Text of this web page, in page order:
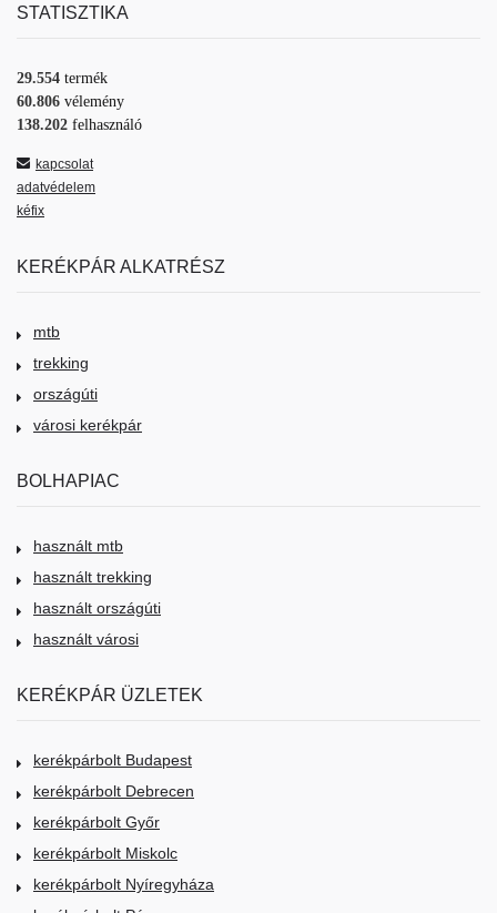
STATISZTIKA
29.554 termék
60.806 vélemény
138.202 felhasználó
kapcsolat
adatvédelem
kéfix
KERÉKPÁR ALKATRÉSZ
mtb
trekking
országúti
városi kerékpár
BOLHAPIAC
használt mtb
használt trekking
használt országúti
használt városi
KERÉKPÁR ÜZLETEK
kerékpárbolt Budapest
kerékpárbolt Debrecen
kerékpárbolt Győr
kerékpárbolt Miskolc
kerékpárbolt Nyíregyháza